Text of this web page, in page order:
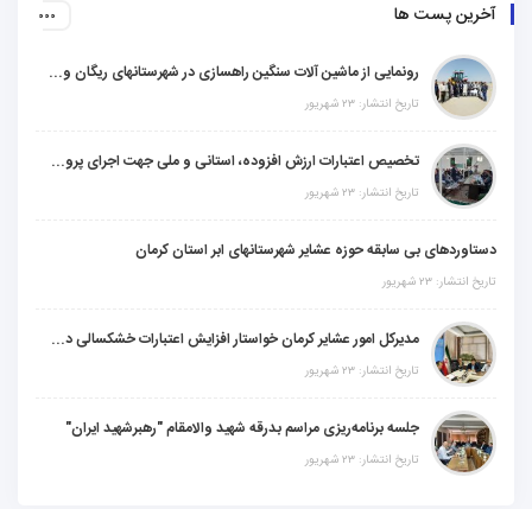
آخرین پست ها
رونمایی از ماشین آلات سنگین راهسازی در شهرستانهای ریگان و گنبکی
تاریخ انتشار: ۲۳ شهریور
تخصیص اعتبارات ارزش افزوده، استانی و ملی جهت اجرای پروژه‌های عمرانی در شهرستان گنبکی
تاریخ انتشار: ۲۳ شهریور
دستاوردهای بی سابقه حوزه عشایر شهرستانهای ابر استان کرمان
تاریخ انتشار: ۲۳ شهریور
مدیرکل امور عشایر کرمان خواستار افزایش اعتبارات خشکسالی در سال جدید شد
تاریخ انتشار: ۲۳ شهریور
جلسه برنامه‌ریزی مراسم بدرقه شهید والامقام "رهبرشهید ایران"
تاریخ انتشار: ۲۳ شهریور